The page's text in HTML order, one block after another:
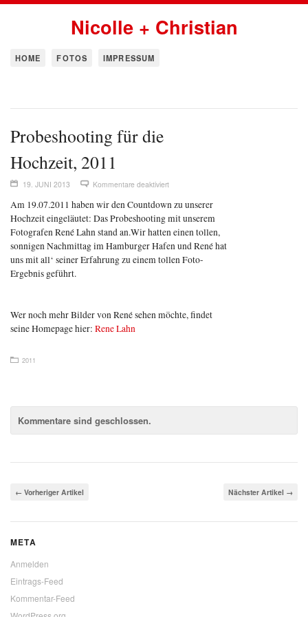
Nicolle + Christian
HOME FOTOS IMPRESSUM
Probeshooting für die
Hochzeit, 2011
19. JUNI 2013 Kommentare deaktiviert
Am 19.07.2011 haben wir den Countdown zu unserer
Hochzeit eingeläutet: Das Probeshooting mit unserem
Fotografen René Lahn stand an.Wir hatten einen tollen,
sonnigen Nachmittag im Hamburger Hafen und René hat
uns mit all‘ seiner Erfahrung zu einem tollen Foto-
Ergebnis geführt.
Wer noch mehr Bilder von René sehen möchte, findet
seine Homepage hier: Rene Lahn
2011
Kommentare sind geschlossen.
Nächster Artikel →
← Vorheriger Artikel
META
Anmelden
Eintrags-Feed
Kommentar-Feed